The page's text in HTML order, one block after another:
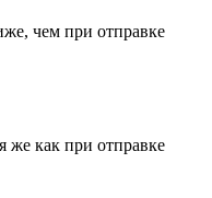
чем при отправке
же как при отправке